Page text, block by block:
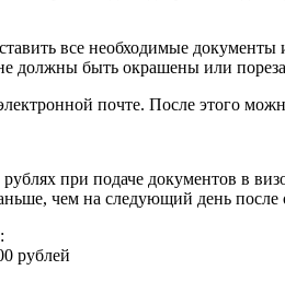
все необходимые
должны быть окрашены или
почте. После этого
рублях при подаче документов в
чем на следующий день после
рублей